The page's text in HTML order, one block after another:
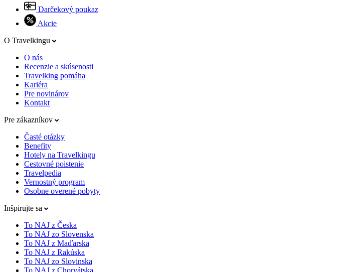
Darčekový poukaz
Akcie
O Travelkingu
O nás
Recenzie a skúsenosti
Travelking pomáha
Kariéra
Pre novinárov
Kontakt
Pre zákazníkov
Časté otázky
Benefity
Hotely na Travelkingu
Cestovné poistenie
Travelpedia
Vernostný program
Osobne overené pobyty
Inšpirujte sa
To NAJ z Česka
To NAJ zo Slovenska
To NAJ z Maďarska
To NAJ z Rakúska
To NAJ zo Slovinska
To NAJ z Chorvátska